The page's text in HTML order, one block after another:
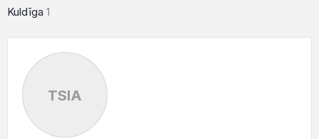
Kuldīga 1
TSIA